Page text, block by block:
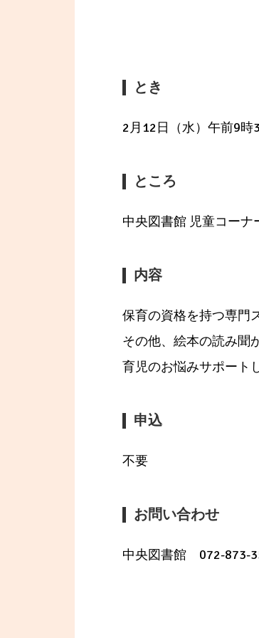
とき
2月12日（水）午前9時
ところ
中央図書館 児童コーナ
内容
保育の資格を持つ専門
その他、絵本の読み聞
育児のお悩みサポート
申込
不要
お問い合わせ
中央図書館 072-873-